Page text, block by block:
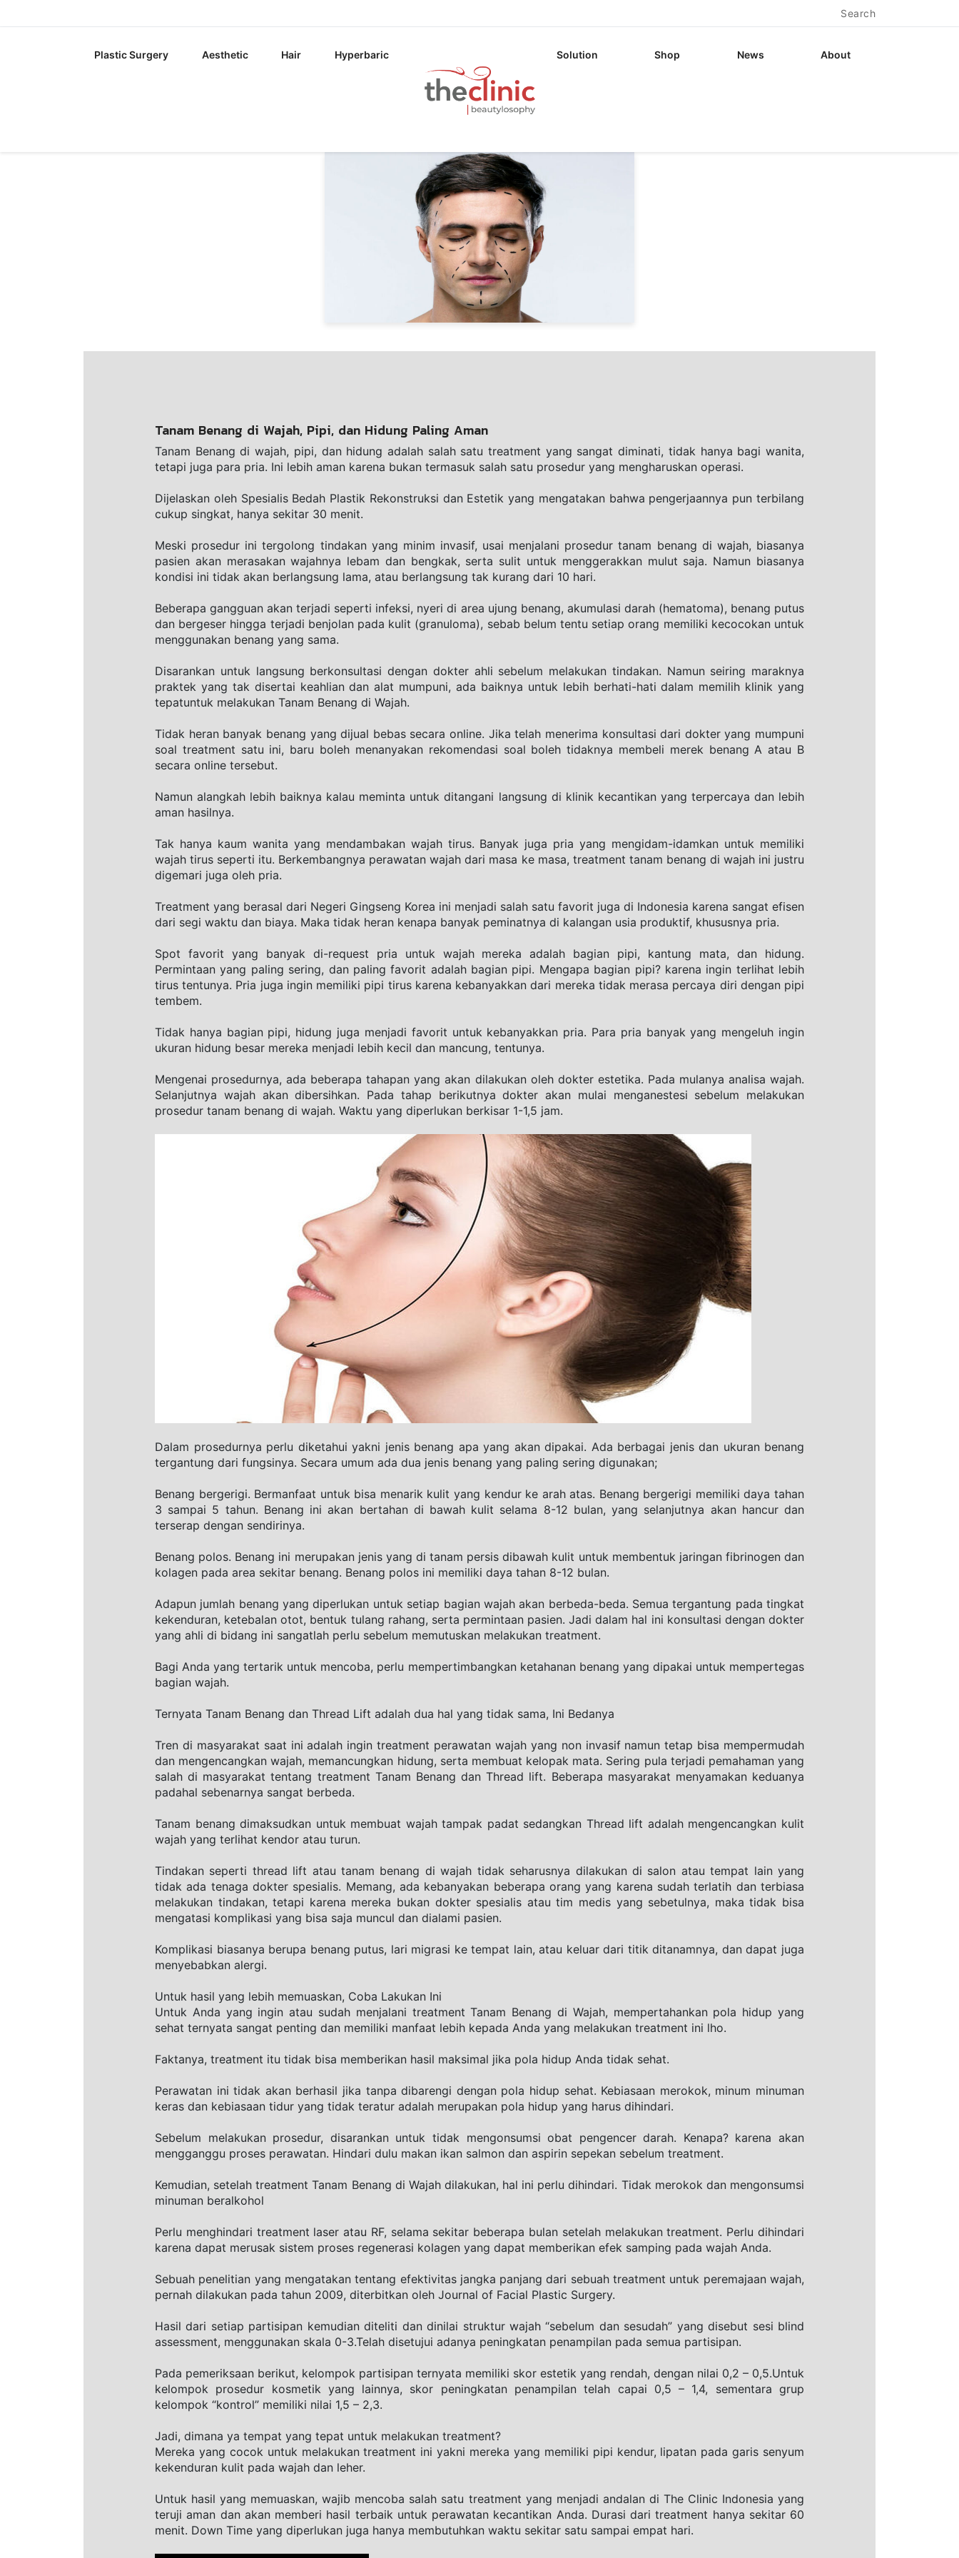
Search
Plastic Surgery Aesthetic Hair Hyperbaric Solution Shop News About
Tanam Benang di Wajah, Pipi, dan Hidung Paling Aman
Tanam Benang di wajah, pipi, dan hidung adalah salah satu treatment yang sangat diminati, tidak hanya bagi wanita,
tetapi juga para pria. Ini lebih aman karena bukan termasuk salah satu prosedur yang mengharuskan operasi.
Dijelaskan oleh Spesialis Bedah Plastik Rekonstruksi dan Estetik yang mengatakan bahwa pengerjaannya pun terbilang
cukup singkat, hanya sekitar 30 menit.
Meski prosedur ini tergolong tindakan yang minim invasif, usai menjalani prosedur tanam benang di wajah, biasanya
pasien akan merasakan wajahnya lebam dan bengkak, serta sulit untuk menggerakkan mulut saja. Namun biasanya
kondisi ini tidak akan berlangsung lama, atau berlangsung tak kurang dari 10 hari.
Beberapa gangguan akan terjadi seperti infeksi, nyeri di area ujung benang, akumulasi darah (hematoma), benang putus
dan bergeser hingga terjadi benjolan pada kulit (granuloma), sebab belum tentu setiap orang memiliki kecocokan untuk
menggunakan benang yang sama.
Disarankan untuk langsung berkonsultasi dengan dokter ahli sebelum melakukan tindakan. Namun seiring maraknya
praktek yang tak disertai keahlian dan alat mumpuni, ada baiknya untuk lebih berhati-hati dalam memilih klinik yang
tepatuntuk melakukan Tanam Benang di Wajah.
Tidak heran banyak benang yang dijual bebas secara online. Jika telah menerima konsultasi dari dokter yang mumpuni
soal treatment satu ini, baru boleh menanyakan rekomendasi soal boleh tidaknya membeli merek benang A atau B
secara online tersebut.
Namun alangkah lebih baiknya kalau meminta untuk ditangani langsung di klinik kecantikan yang terpercaya dan lebih
aman hasilnya.
Tak hanya kaum wanita yang mendambakan wajah tirus. Banyak juga pria yang mengidam-idamkan untuk memiliki
wajah tirus seperti itu. Berkembangnya perawatan wajah dari masa ke masa, treatment tanam benang di wajah ini justru
digemari juga oleh pria.
Treatment yang berasal dari Negeri Gingseng Korea ini menjadi salah satu favorit juga di Indonesia karena sangat efisen
dari segi waktu dan biaya. Maka tidak heran kenapa banyak peminatnya di kalangan usia produktif, khususnya pria.
Spot favorit yang banyak di-request pria untuk wajah mereka adalah bagian pipi, kantung mata, dan hidung.
Permintaan yang paling sering, dan paling favorit adalah bagian pipi. Mengapa bagian pipi? karena ingin terlihat lebih
tirus tentunya. Pria juga ingin memiliki pipi tirus karena kebanyakkan dari mereka tidak merasa percaya diri dengan pipi
tembem.
Tidak hanya bagian pipi, hidung juga menjadi favorit untuk kebanyakkan pria. Para pria banyak yang mengeluh ingin
ukuran hidung besar mereka menjadi lebih kecil dan mancung, tentunya.
Mengenai prosedurnya, ada beberapa tahapan yang akan dilakukan oleh dokter estetika. Pada mulanya analisa wajah.
Selanjutnya wajah akan dibersihkan. Pada tahap berikutnya dokter akan mulai menganestesi sebelum melakukan
prosedur tanam benang di wajah. Waktu yang diperlukan berkisar 1-1,5 jam.
Dalam prosedurnya perlu diketahui yakni jenis benang apa yang akan dipakai. Ada berbagai jenis dan ukuran benang
tergantung dari fungsinya. Secara umum ada dua jenis benang yang paling sering digunakan;
Benang bergerigi. Bermanfaat untuk bisa menarik kulit yang kendur ke arah atas. Benang bergerigi memiliki daya tahan
3 sampai 5 tahun. Benang ini akan bertahan di bawah kulit selama 8-12 bulan, yang selanjutnya akan hancur dan
terserap dengan sendirinya.
Benang polos. Benang ini merupakan jenis yang di tanam persis dibawah kulit untuk membentuk jaringan fibrinogen dan
kolagen pada area sekitar benang. Benang polos ini memiliki daya tahan 8-12 bulan.
Adapun jumlah benang yang diperlukan untuk setiap bagian wajah akan berbeda-beda. Semua tergantung pada tingkat
kekenduran, ketebalan otot, bentuk tulang rahang, serta permintaan pasien. Jadi dalam hal ini konsultasi dengan dokter
yang ahli di bidang ini sangatlah perlu sebelum memutuskan melakukan treatment.
Bagi Anda yang tertarik untuk mencoba, perlu mempertimbangkan ketahanan benang yang dipakai untuk mempertegas
bagian wajah.
Ternyata Tanam Benang dan Thread Lift adalah dua hal yang tidak sama, Ini Bedanya
Tren di masyarakat saat ini adalah ingin treatment perawatan wajah yang non invasif namun tetap bisa mempermudah
dan mengencangkan wajah, memancungkan hidung, serta membuat kelopak mata. Sering pula terjadi pemahaman yang
salah di masyarakat tentang treatment Tanam Benang dan Thread lift. Beberapa masyarakat menyamakan keduanya
padahal sebenarnya sangat berbeda.
Tanam benang dimaksudkan untuk membuat wajah tampak padat sedangkan Thread lift adalah mengencangkan kulit
wajah yang terlihat kendor atau turun.
Tindakan seperti thread lift atau tanam benang di wajah tidak seharusnya dilakukan di salon atau tempat lain yang
tidak ada tenaga dokter spesialis. Memang, ada kebanyakan beberapa orang yang karena sudah terlatih dan terbiasa
melakukan tindakan, tetapi karena mereka bukan dokter spesialis atau tim medis yang sebetulnya, maka tidak bisa
mengatasi komplikasi yang bisa saja muncul dan dialami pasien.
Komplikasi biasanya berupa benang putus, lari migrasi ke tempat lain, atau keluar dari titik ditanamnya, dan dapat juga
menyebabkan alergi.
Untuk hasil yang lebih memuaskan, Coba Lakukan Ini
Untuk Anda yang ingin atau sudah menjalani treatment Tanam Benang di Wajah, mempertahankan pola hidup yang
sehat ternyata sangat penting dan memiliki manfaat lebih kepada Anda yang melakukan treatment ini lho.
Faktanya, treatment itu tidak bisa memberikan hasil maksimal jika pola hidup Anda tidak sehat.
Perawatan ini tidak akan berhasil jika tanpa dibarengi dengan pola hidup sehat. Kebiasaan merokok, minum minuman
keras dan kebiasaan tidur yang tidak teratur adalah merupakan pola hidup yang harus dihindari.
Sebelum melakukan prosedur, disarankan untuk tidak mengonsumsi obat pengencer darah. Kenapa? karena akan
mengganggu proses perawatan. Hindari dulu makan ikan salmon dan aspirin sepekan sebelum treatment.
Kemudian, setelah treatment Tanam Benang di Wajah dilakukan, hal ini perlu dihindari. Tidak merokok dan mengonsumsi
minuman beralkohol
Perlu menghindari treatment laser atau RF, selama sekitar beberapa bulan setelah melakukan treatment. Perlu dihindari
karena dapat merusak sistem proses regenerasi kolagen yang dapat memberikan efek samping pada wajah Anda.
Sebuah penelitian yang mengatakan tentang efektivitas jangka panjang dari sebuah treatment untuk peremajaan wajah,
pernah dilakukan pada tahun 2009, diterbitkan oleh Journal of Facial Plastic Surgery.
Hasil dari setiap partisipan kemudian diteliti dan dinilai struktur wajah “sebelum dan sesudah” yang disebut sesi blind
assessment, menggunakan skala 0-3.Telah disetujui adanya peningkatan penampilan pada semua partisipan.
Pada pemeriksaan berikut, kelompok partisipan ternyata memiliki skor estetik yang rendah, dengan nilai 0,2 – 0,5.Untuk
kelompok prosedur kosmetik yang lainnya, skor peningkatan penampilan telah capai 0,5 – 1,4, sementara grup
kelompok “kontrol” memiliki nilai 1,5 – 2,3.
Jadi, dimana ya tempat yang tepat untuk melakukan treatment?
Mereka yang cocok untuk melakukan treatment ini yakni mereka yang memiliki pipi kendur, lipatan pada garis senyum
kekenduran kulit pada wajah dan leher.
Untuk hasil yang memuaskan, wajib mencoba salah satu treatment yang menjadi andalan di The Clinic Indonesia yang
teruji aman dan akan memberi hasil terbaik untuk perawatan kecantikan Anda. Durasi dari treatment hanya sekitar 60
menit. Down Time yang diperlukan juga hanya membutuhkan waktu sekitar satu sampai empat hari.